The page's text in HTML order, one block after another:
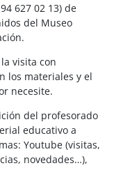
627 02 13) de
del Museo
visita con
los materiales y el
necesite.
del profesorado
educativo a
Youtube (visitas,
novedades…),